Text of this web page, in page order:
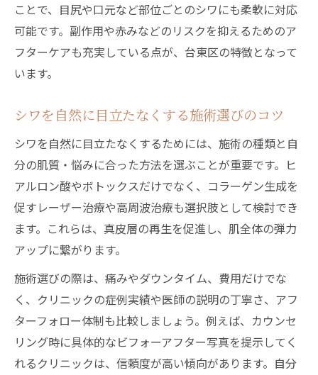
忙しい方に最適なダウンタイム軽減シワ施
術
シワ改善で腫れや赤みの少ない治療を知る
口コミを参考にするシワ改善のポイント
実際の口コミで分かるシワ施術の実力
シワ治療選びで口コミを重視する理由
信頼できるシワ改善口コミの見極め方
口コミから読み解くシワ改善の満足度
ことで、目尻や口元など部位ごとのシワにも柔軟に対応
可能です。副作用や赤みなどのリスクを抑えるためのア
フターケアも充実している点が、台東区の特徴となって
います。
シワを自然に目立たなくする施術選びのコツ
シワを自然に目立たなくするためには、施術の種類と自
分の肌質・悩みに合った方法を選ぶことが重要です。ヒ
アルロン酸やボトックスだけでなく、コラーゲン生成を
促すレーザー治療や高周波治療も選択肢として検討でき
ます。これらは、真皮層の再生を促進し、肌全体の弾力
アップに繋がります。
施術選びの際は、痛みやダウンタイム、費用だけでな
く、クリニックの症例実績や医師の説明の丁寧さ、アフ
ターフォロー体制も比較しましょう。例えば、カウンセ
リング時に具体的なビフォーアフター写真を提示してく
れるクリニックは、信頼度が高い傾向があります。自分